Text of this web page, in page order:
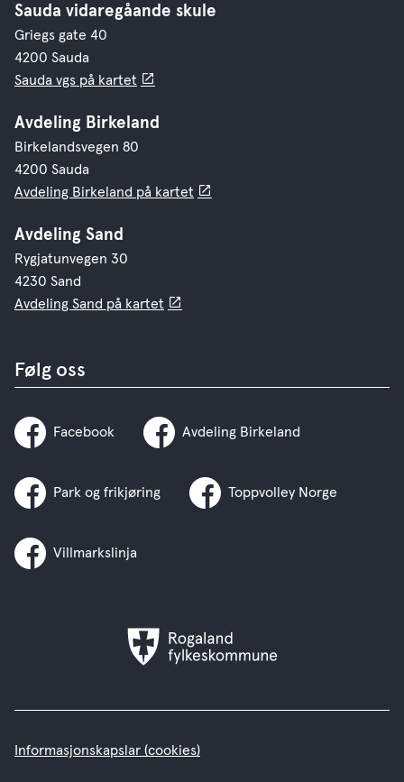
Sauda vidaregåande skule
Griegs gate 40
4200 Sauda
Sauda vgs på kartet
Avdeling Birkeland
Birkelandsvegen 80
4200 Sauda
Avdeling Birkeland på kartet
Avdeling Sand
Rygjatunvegen 30
4230 Sand
Avdeling Sand på kartet
Følg oss
Facebook Avdeling Birkeland
Park og frikjøring Toppvolley Norge
Villmarkslinja
Rogaland
fylkeskommune
Informasjonskapslar (cookies)